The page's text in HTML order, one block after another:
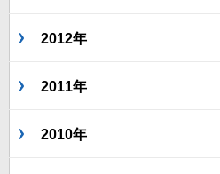
2012年
2011年
2010年